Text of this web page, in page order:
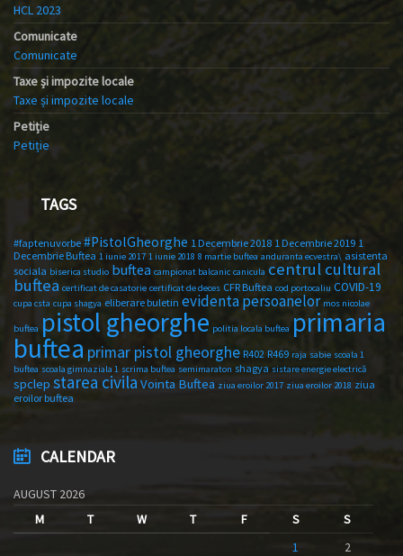
HCL 2023
Comunicate
Comunicate
Taxe și impozite locale
Taxe și impozite locale
Petiție
Petiție
TAGS
#faptenuvorbe #PistolGheorghe 1 Decembrie 2018 1 Decembrie 2019 1
Decembrie Buftea 1 iunie 2017 1 iunie 2018 8 martie buftea anduranta ecvestra\ asistenta
sociala biserica studio buftea campionat balcanic canicula centrul cultural
buftea certificat de casatorie certificat de deces CFR Buftea cod portocaliu COVID-19
cupa csta cupa shagya eliberare buletin evidenta persoanelor mos nicolae
buftea pistol gheorghe politia locala buftea primaria
buftea primar pistol gheorghe R402 R469 raja sabie scoala 1
buftea scoala gimnaziala 1 scrima buftea semimaraton shagya sistare energie electrică
spclep starea civila Vointa Buftea ziua eroilor 2017 ziua eroilor 2018 ziua
eroilor buftea
CALENDAR
AUGUST 2026
M
T W T F S
S
1
2